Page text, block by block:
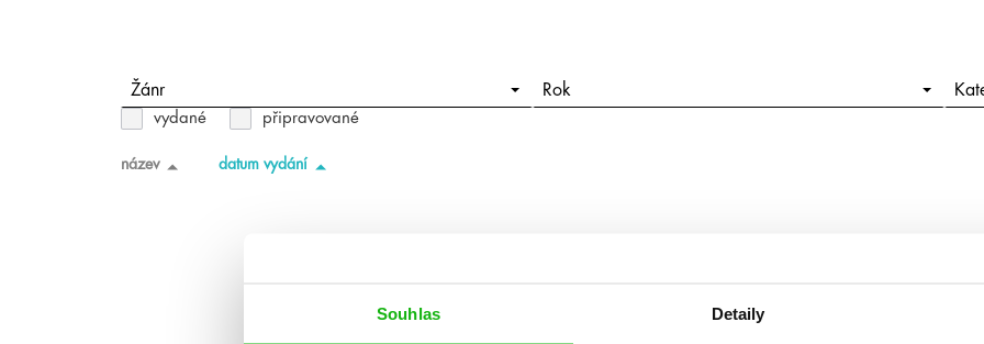
Souhlas Detaily
Žánr Rok
vydané připravované
název datum vydání